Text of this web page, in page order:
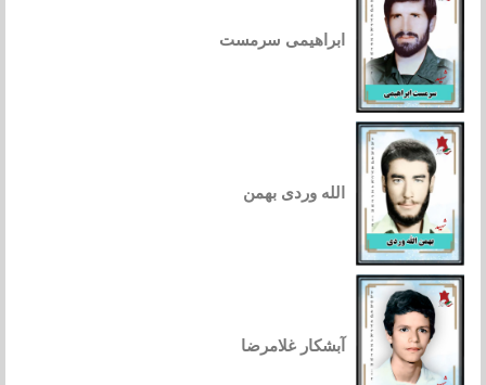
ابراهیمی سرمست
الله وردی بهمن
آبشکار غلامرضا